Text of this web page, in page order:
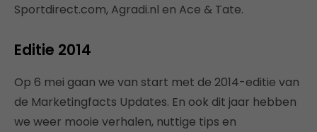
Sportdirect.com, Agradi.nl en Ace & Tate.
Editie 2014
Op 6 mei gaan we van start met de 2014-editie van
de Marketingfacts Updates. En ook dit jaar hebben
we weer mooie verhalen, nuttige tips en